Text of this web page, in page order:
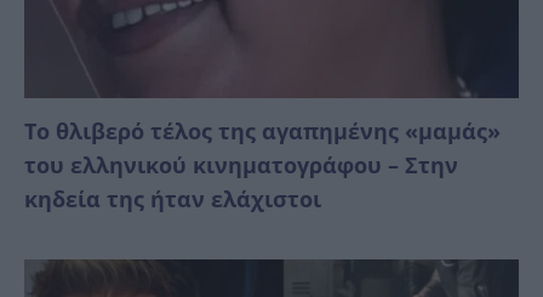
Το θλιβερό τέλος της αγαπημένης «μαμάς»
του ελληνικού κινηματογράφου – Στην
κηδεία της ήταν ελάχιστοι